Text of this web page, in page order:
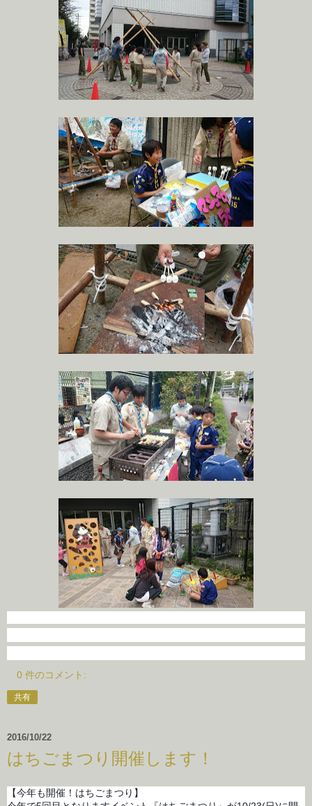
0 件のコメント:
共有
2016/10/22
はちごまつり開催します！
【今年も開催！はちごまつり】